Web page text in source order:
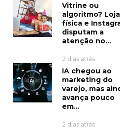
Vitrine ou
algoritmo? Loja
física e
disputam a
atenção no...
2 dias atrás
IA chegou ao
marketing do
varejo, mas
avança pouco
em...
2 dias atrás